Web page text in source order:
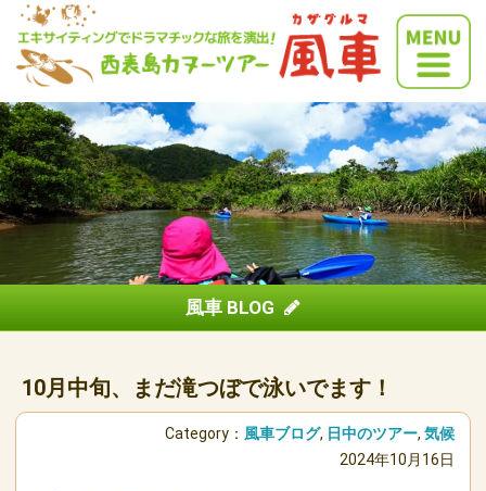
風車 BLOG
10月中旬、まだ滝つぼで泳いでます！
Category： 風車ブログ, 日中のツアー, 気候
2024年10月16日